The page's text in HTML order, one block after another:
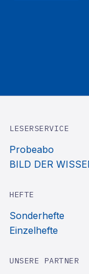
LESERSERVICE
Probeabo
BILD DER
HEFTE
Sonderhefte
Einzelhefte
UNSERE PARTNER